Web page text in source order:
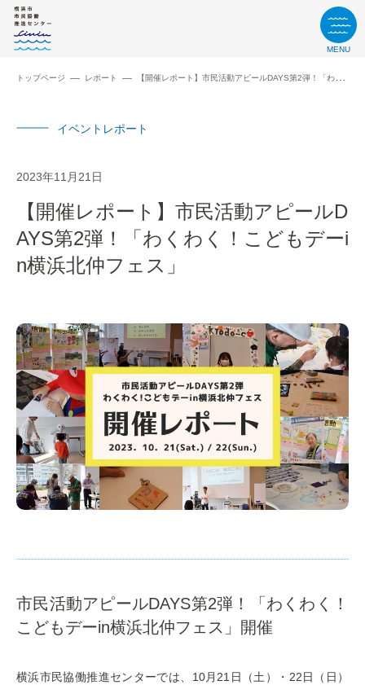
MENU
トップページ レポート 【開催レポート】市民活動アピールDAYS第2弾！「わくわく！こどもデーin横浜北仲フェス」
イベントレポート
2023年11月21日
【開催レポート】市民活動アピールD
AYS第2弾！「わくわく！こどもデーi
n横浜北仲フェス」
市民活動アピールDAYS第2弾！「わくわく！
こどもデーin横浜北仲フェス」開催
横浜市民協働推進センターでは、10月21日（土）・22日（日）